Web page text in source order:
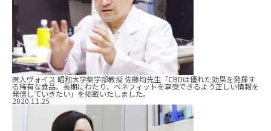
医人ヴォイス 昭和大学薬学部教授 佐藤均先生「CBDは優れた効果を発揮す
る稀有な食品。長期にわたり、ベネフィットを享受できるよう正しい情報を
発信していきたい」を掲載いたしました。
2020.11.25